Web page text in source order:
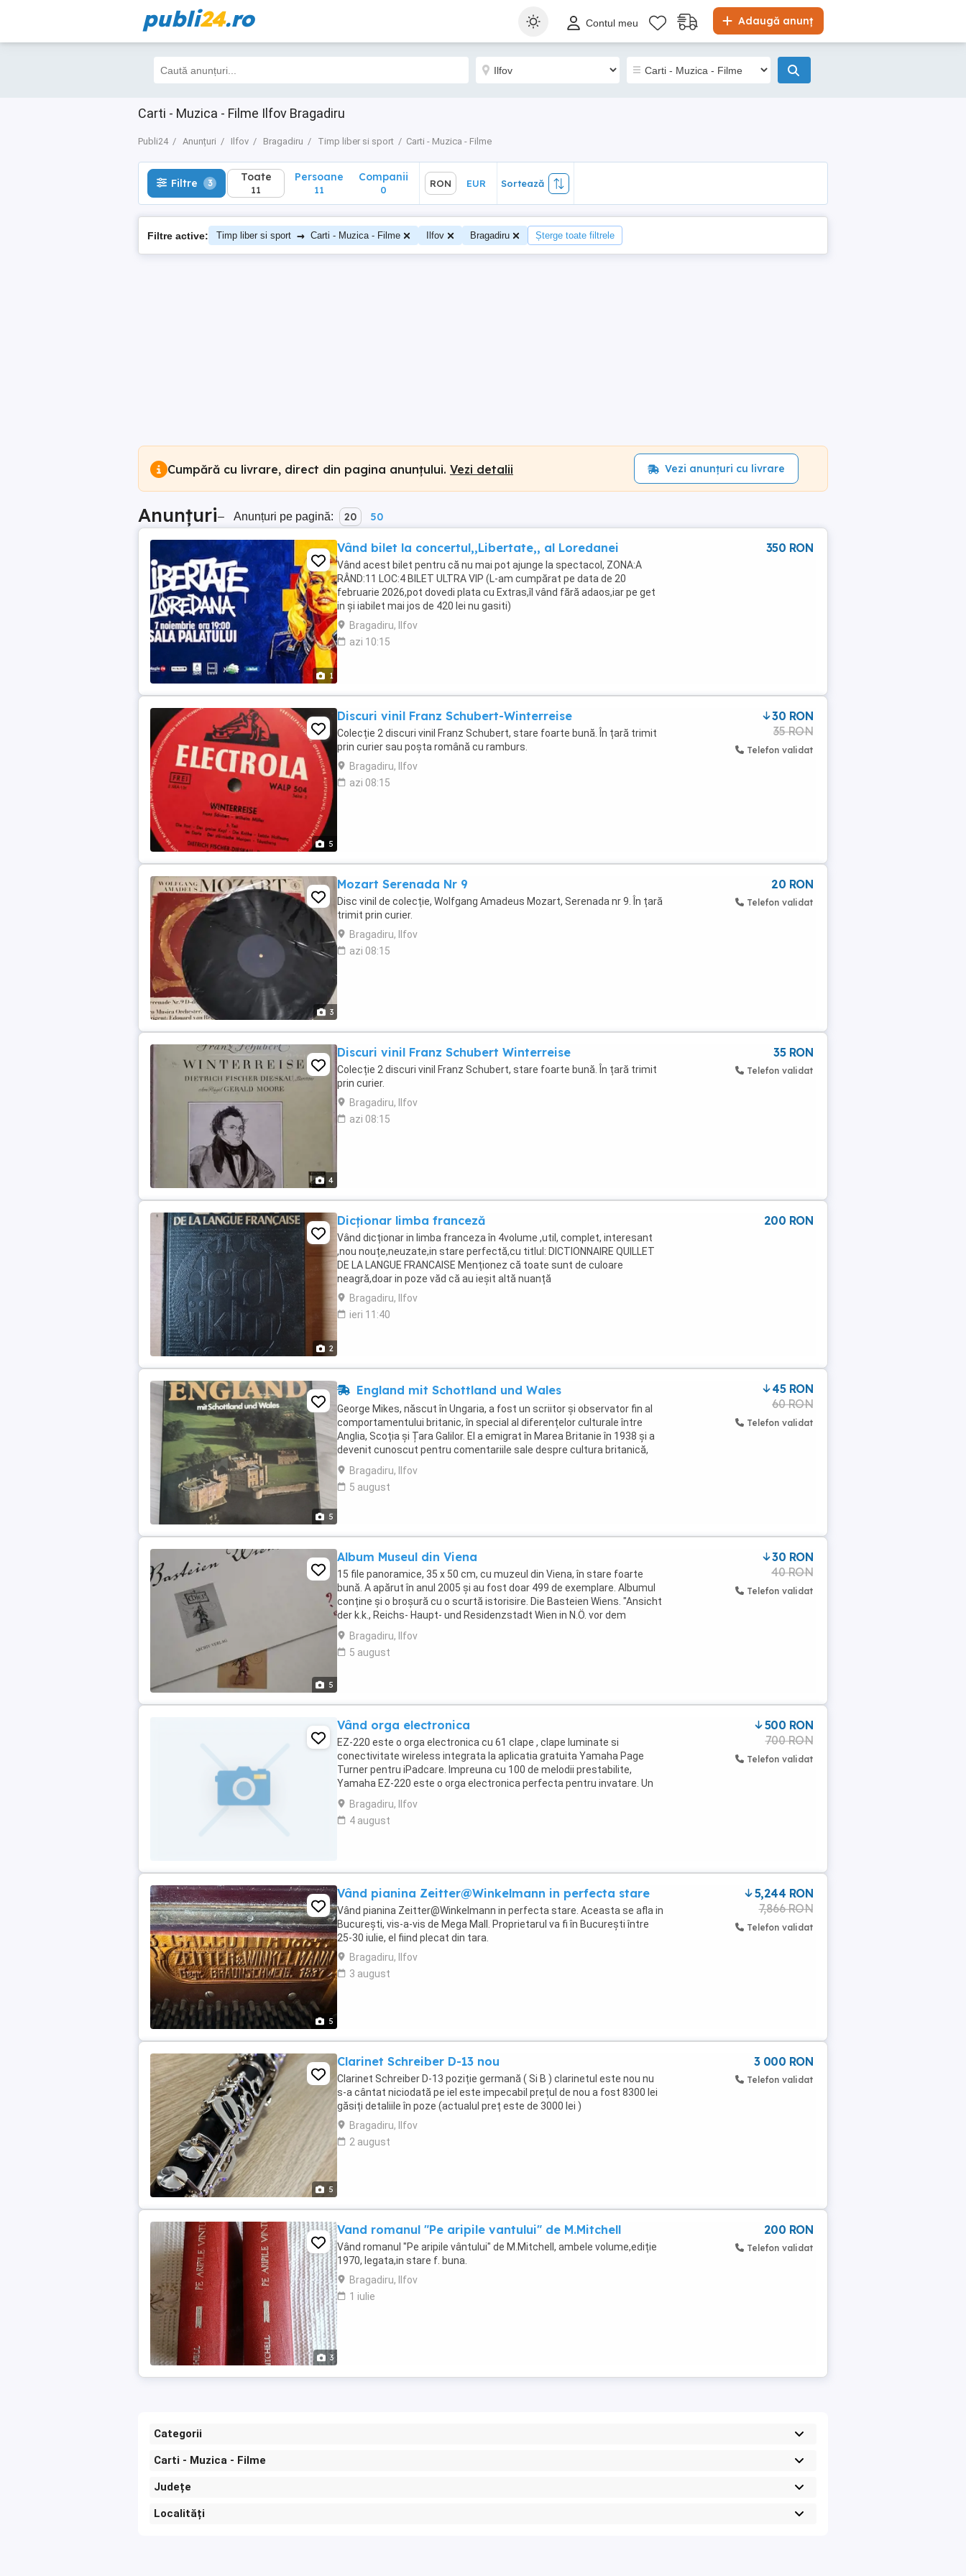
publi24.ro Adaugă anunț
Contul meu
Carti - Muzica - Filme Ilfov Bragadiru
Publi24 Anunțuri Ilfov Bragadiru Timp liber si sport Carti - Muzica - Filme
Filtre 3 Toate
11
Sortează
Filtre 3 Toate
11
Persoane
11
Companii
0
RON EUR Sortează
Filtre active: Timp liber si sport → Carti - Muzica - Filme Ilfov Bragadiru Șterge toate filtrele
Cumpără cu livrare, direct din pagina anunțului. Vezi detalii Vezi anunțuri cu livrare
Anunțuri– Anunțuri pe pagină: 20 50
1
Vând bilet la concertul,,Libertate,, al Loredanei
Vând acest bilet pentru că nu mai pot ajunge la spectacol, ZONA:A
RÂND:11 LOC:4 BILET ULTRA VIP (L-am cumpărat pe data de 20
februarie 2026,pot dovedi plata cu Extras,îl vând fără adaos,iar pe get
in și iabilet mai jos de 420 lei nu gasiti)
Bragadiru, Ilfov
azi 10:15
350 RON
5
Discuri vinil Franz Schubert-Winterreise
Colecție 2 discuri vinil Franz Schubert, stare foarte bună. În țară trimit
prin curier sau poșta română cu ramburs.
Bragadiru, Ilfov
azi 08:15
30 RON
35 RON
Telefon validat
3
Mozart Serenada Nr 9
Disc vinil de colecție, Wolfgang Amadeus Mozart, Serenada nr 9. În țară
trimit prin curier.
Bragadiru, Ilfov
azi 08:15
20 RON
Telefon validat
4
Discuri vinil Franz Schubert Winterreise
Colecție 2 discuri vinil Franz Schubert, stare foarte bună. În țară trimit
prin curier.
Bragadiru, Ilfov
azi 08:15
35 RON
Telefon validat
2
Dicționar limba franceză
Vând dicționar in limba franceza în 4volume ,util, complet, interesant
,nou nouțe,neuzate,in stare perfectă,cu titlul: DICTIONNAIRE QUILLET
DE LA LANGUE FRANCAISE Menționez că toate sunt de culoare
neagră,doar in poze văd că au ieșit altă nuanță
Bragadiru, Ilfov
ieri 11:40
200 RON
5
England mit Schottland und Wales
George Mikes, născut în Ungaria, a fost un scriitor și observator fin al
comportamentului britanic, în special al diferențelor culturale între
Anglia, Scoția și Țara Galilor. El a emigrat în Marea Britanie în 1938 și a
devenit cunoscut pentru comentariile sale despre cultura britanică,
uneori incluzând ...
Bragadiru, Ilfov
5 august
45 RON
60 RON
Telefon validat
5
Album Museul din Viena
15 file panoramice, 35 x 50 cm, cu muzeul din Viena, în stare foarte
bună. A apărut în anul 2005 și au fost doar 499 de exemplare. Albumul
conține și o broșură cu o scurtă istorisire. Die Basteien Wiens. "Ansicht
der k.k., Reichs- Haupt- und Residenzstadt Wien in N.Ö. vor dem
Beginne der Stadterweiterung ...
Bragadiru, Ilfov
5 august
30 RON
40 RON
Telefon validat
Vând orga electronica
EZ-220 este o orga electronica cu 61 clape , clape luminate si
conectivitate wireless integrata la aplicatia gratuita Yamaha Page
Turner pentru iPadcare. Impreuna cu 100 de melodii prestabilite,
Yamaha EZ-220 este o orga electronica perfecta pentru invatare. Un
port USB la host va permite sa conectati ...
Bragadiru, Ilfov
4 august
500 RON
700 RON
Telefon validat
5
Vând pianina Zeitter@Winkelmann in perfecta stare
Vând pianina Zeitter@Winkelmann in perfecta stare. Aceasta se afla in
București, vis-a-vis de Mega Mall. Proprietarul va fi în București între
25-30 iulie, el fiind plecat din tara.
Bragadiru, Ilfov
3 august
5,244 RON
7,866 RON
Telefon validat
5
Clarinet Schreiber D-13 nou
Clarinet Schreiber D-13 poziție germană ( Si B ) clarinetul este nou nu
s-a cântat niciodată pe iel este impecabil prețul de nou a fost 8300 lei
găsiți detaliile în poze (actualul preț este de 3000 lei )
Bragadiru, Ilfov
2 august
3 000 RON
Telefon validat
3
Vand romanul "Pe aripile vantului" de M.Mitchell
Vând romanul "Pe aripile vântului" de M.Mitchell, ambele volume,ediție
1970, legata,in stare f. buna.
Bragadiru, Ilfov
1 iulie
200 RON
Telefon validat
Categorii
Carti - Muzica - Filme
Județe
Localități